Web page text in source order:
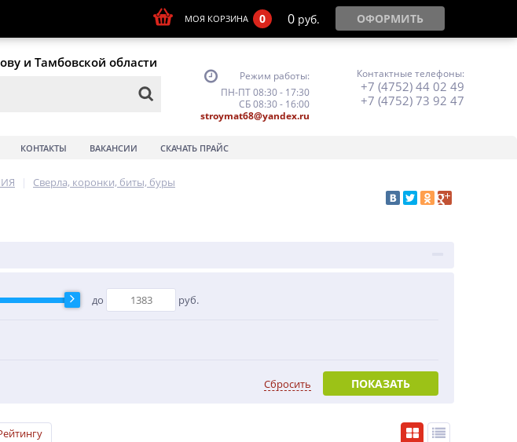
и Тамбовской области
Режим работы:
ПН-ПТ 08:30 - 17:30
СБ 08:30 - 16:00
stroymat68@yandex.ru
Контактные телефоны:
+7 (4752) 44 02 49
+7 (4752) 73 92 47
КОНТАКТЫ ВАКАНСИИ СКАЧАТЬ ПРАЙС
| Сверла, коронки, биты, буры
до руб.
ПОКАЗАТЬ
Сбросить
МОЯ КОРЗИНА 0 0 руб. ОФОРМИТЬ